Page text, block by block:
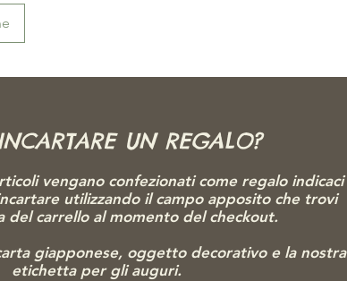
UN REGALO?
vengano confezionati come regalo indicaci
utilizzando il campo apposito che trovi
del carrello al momento del checkout.
giapponese, oggetto decorativo e la nostra
etichetta per gli auguri.